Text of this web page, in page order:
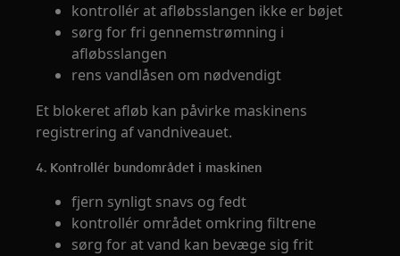
kontrollér at afløbsslangen ikke er bøjet
sørg for fri gennemstrømning i
afløbsslangen
rens vandlåsen om nødvendigt
Et blokeret afløb kan påvirke maskinens
registrering af vandniveauet.
4. Kontrollér bundområdet i maskinen
fjern synligt snavs og fedt
kontrollér området omkring filtrene
sørg for at vand kan bevæge sig frit